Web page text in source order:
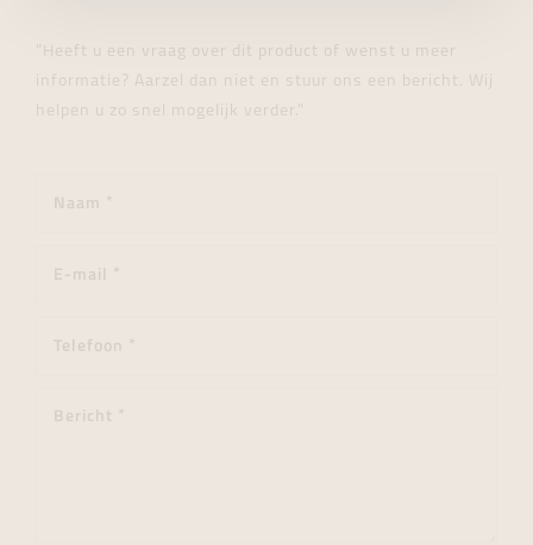
"Heeft u een vraag over dit product of wenst u meer
informatie? Aarzel dan niet en stuur ons een bericht. Wij
helpen u zo snel mogelijk verder."